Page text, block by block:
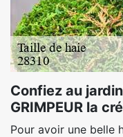
Confiez au
GRIMPEUR la
Pour avoir une belle